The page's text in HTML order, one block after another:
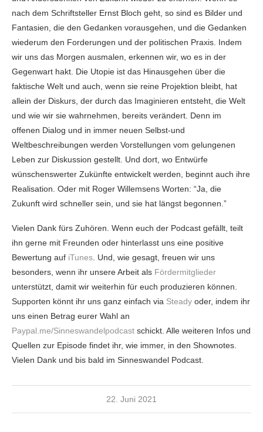
nach dem Schriftsteller Ernst Bloch geht, so sind es Bilder und
Fantasien, die den Gedanken vorausgehen, und die Gedanken
wiederum den Forderungen und der politischen Praxis. Indem
wir uns das Morgen ausmalen, erkennen wir, wo es in der
Gegenwart hakt. Die Utopie ist das Hinausgehen über die
faktische Welt und auch, wenn sie reine Projektion bleibt, hat
allein der Diskurs, der durch das Imaginieren entsteht, die Welt
und wie wir sie wahrnehmen, bereits verändert. Denn im
offenen Dialog und in immer neuen Selbst-und
Weltbeschreibungen werden Vorstellungen vom gelungenen
Leben zur Diskussion gestellt. Und dort, wo Entwürfe
wünschenswerter Zukünfte entwickelt werden, beginnt auch ihre
Realisation. Oder mit Roger Willemsens Worten: “Ja, die
Zukunft wird schneller sein, und sie hat längst begonnen.”
Vielen Dank fürs Zuhören. Wenn euch der Podcast gefällt, teilt
ihn gerne mit Freunden oder hinterlasst uns eine positive
Bewertung auf iTunes . Und, wie gesagt, freuen wir uns
besonders, wenn ihr unsere Arbeit als Fördermitglieder
unterstützt, damit wir weiterhin für euch produzieren können.
Supporten könnt ihr uns ganz einfach via Steady oder, indem ihr
uns einen Betrag eurer Wahl an
Paypal.me/Sinneswandelpodcast schickt. Alle weiteren Infos und
Quellen zur Episode findet ihr, wie immer, in den Shownotes.
Vielen Dank und bis bald im Sinneswandel Podcast.
22. Juni 2021